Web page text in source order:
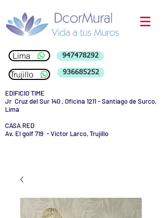
Lima 947478292
Trujillo 936685252
EDIFICIO TIME
Jr Cruz del Sur 140 , Oficina 1211 - Santiago de Surco,
Lima
CASA RED
Av. El golf 719 - Victor Larco, Trujillo